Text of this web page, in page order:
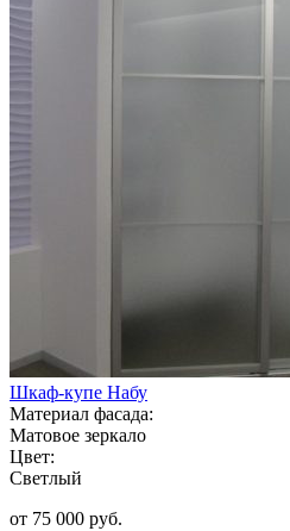
Шкаф-купе Набу
Материал фасада:
Матовое зеркало
Цвет:
Светлый
от 75 000 руб.